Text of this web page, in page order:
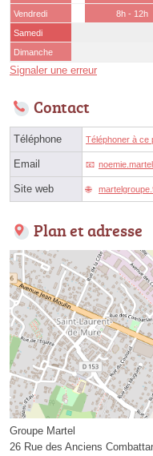
Vendredi
8h - 12h
Samedi
Dimanche
Signaler une erreur
Contact
Téléphone Téléphoner à ce
Email
Site web
Plan et adresse
Groupe Martel
26 Rue des Anciens